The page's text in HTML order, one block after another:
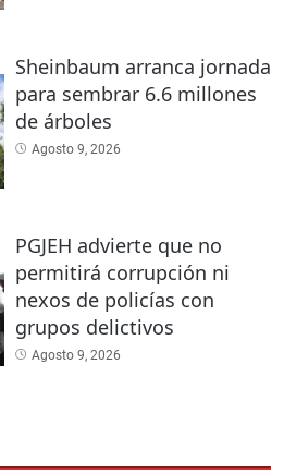
Sheinbaum arranca jornada
para sembrar 6.6 millones
de árboles
Agosto 9, 2026
PGJEH advierte que no
permitirá corrupción ni
nexos de policías con
grupos delictivos
Agosto 9, 2026